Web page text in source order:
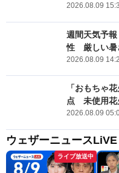
2026.08.09
週間天気予
性 厳しい暑
2026.08.09
「おもちゃ
点 未使用花
2026.08.09
ウェザーニュースLiVE
ライブ放送中